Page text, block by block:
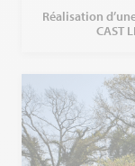
Réalisation
CAST